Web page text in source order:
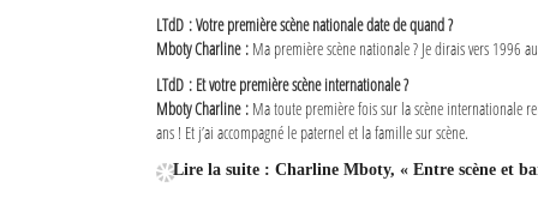
LTdD : Votre première scène nationale date de quand ?
Mboty Charline : Ma première scène nationale ? Je dirais vers 1996
LTdD : Et votre première scène internationale ?
Mboty Charline : Ma toute première fois sur la scène internationale
ans ! Et j’ai accompagné le paternel et la famille sur scène.
Lire la suite : Charline Mboty, « Entre scène et